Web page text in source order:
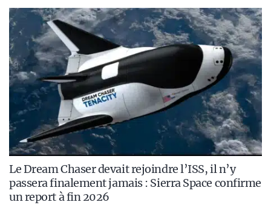
Le Dream Chaser devait rejoindre l’ISS, il n’y
passera finalement jamais : Sierra Space confirme
un report à fin 2026